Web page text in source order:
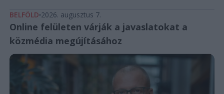
BELFÖLD 2026. augusztus 7.
Online felületen várják a javaslatokat a
közmédia megújításához